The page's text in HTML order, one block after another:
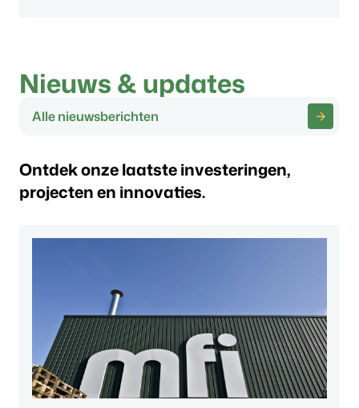
Nieuws & updates
Alle nieuwsberichten
Ontdek onze laatste investeringen,
projecten en innovaties.